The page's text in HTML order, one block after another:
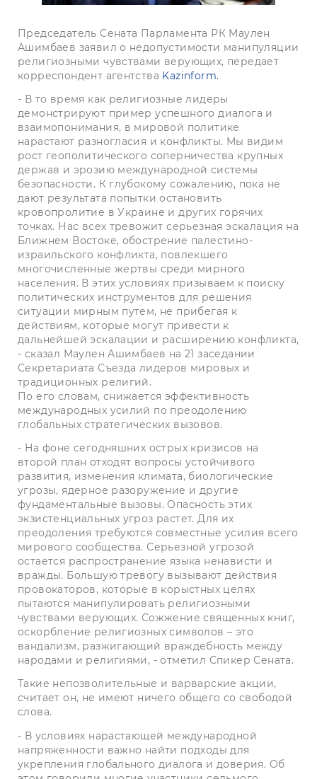
Председатель Сената Парламента РК Маулен
Ашимбаев заявил о недопустимости манипуляции
религиозными чувствами верующих, передает
корреспондент агентства Kazinform.
- В то время как религиозные лидеры
демонстрируют пример успешного диалога и
взаимопонимания, в мировой политике
нарастают разногласия и конфликты. Мы видим
рост геополитического соперничества крупных
держав и эрозию международной системы
безопасности. К глубокому сожалению, пока не
дают результата попытки остановить
кровопролитие в Украине и других горячих
точках. Нас всех тревожит серьезная эскалация на
Ближнем Востоке, обострение палестино-
израильского конфликта, повлекшего
многочисленные жертвы среди мирного
населения. В этих условиях призываем к поиску
политических инструментов для решения
ситуации мирным путем, не прибегая к
действиям, которые могут привести к
дальнейшей эскалации и расширению конфликта,
- сказал Маулен Ашимбаев на 21 заседании
Секретариата Съезда лидеров мировых и
традиционных религий.
По его словам, снижается эффективность
международных усилий по преодолению
глобальных стратегических вызовов.
- На фоне сегодняшних острых кризисов на
второй план отходят вопросы устойчивого
развития, изменения климата, биологические
угрозы, ядерное разоружение и другие
фундаментальные вызовы. Опасность этих
экзистенциальных угроз растет. Для их
преодоления требуются совместные усилия всего
мирового сообщества. Серьезной угрозой
остается распространение языка ненависти и
вражды. Большую тревогу вызывают действия
провокаторов, которые в корыстных целях
пытаются манипулировать религиозными
чувствами верующих. Сожжение священных книг,
оскорбление религиозных символов – это
вандализм, разжигающий враждебность между
народами и религиями, - отметил Спикер Сената.
Такие непозволительные и варварские акции,
считает он, не имеют ничего общего со свободой
слова.
- В условиях нарастающей международной
напряженности важно найти подходы для
укрепления глобального диалога и доверия. Об